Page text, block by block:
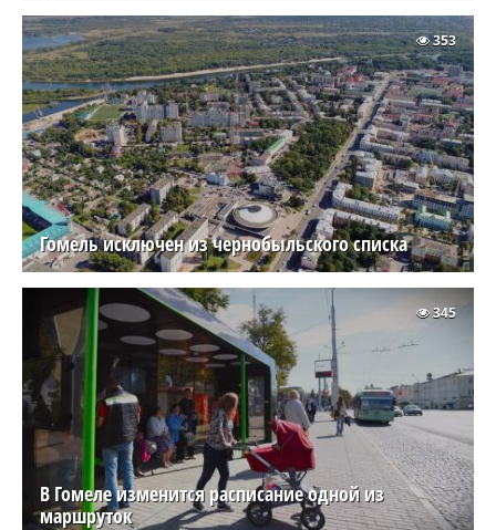
Гомель исключен из чернобыльского списка
353
В Гомеле изменится расписание одной из
маршруток
345